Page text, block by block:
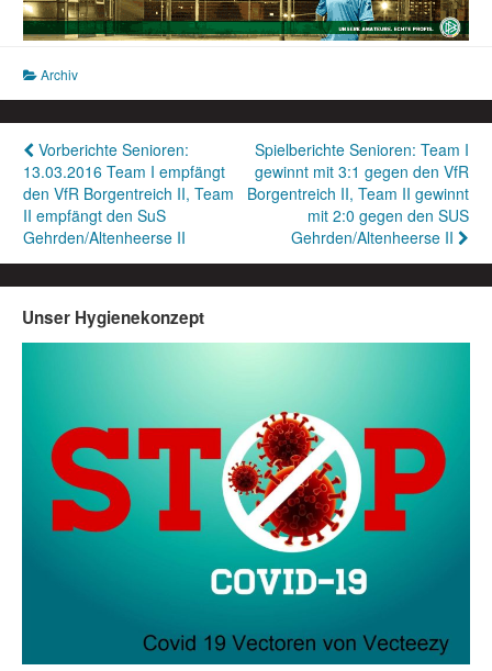
Archiv
Beitragsnavigation
Vorberichte Senioren:
13.03.2016 Team I empfängt
den VfR Borgentreich II, Team
II empfängt den SuS
Gehrden/Altenheerse II
Spielberichte Senioren: Team I
gewinnt mit 3:1 gegen den VfR
Borgentreich II, Team II gewinnt
mit 2:0 gegen den SUS
Gehrden/Altenheerse II
Unser Hygienekonzept